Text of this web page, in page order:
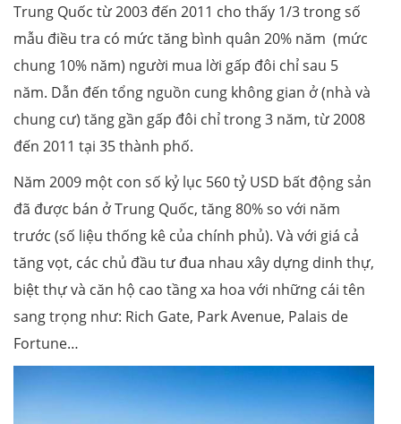
Trung Quốc từ 2003 đến 2011 cho thấy 1/3 trong số
mẫu điều tra có mức tăng bình quân 20% năm (mức
chung 10% năm) người mua lời gấp đôi chỉ sau 5
năm. Dẫn đến tổng nguồn cung không gian ở (nhà và
chung cư) tăng gần gấp đôi chỉ trong 3 năm, từ 2008
đến 2011 tại 35 thành phố.
Năm 2009 một con số kỷ lục 560 tỷ USD bất động sản
đã được bán ở Trung Quốc, tăng 80% so với năm
trước (số liệu thống kê của chính phủ). Và với giá cả
tăng vọt, các chủ đầu tư đua nhau xây dựng dinh thự,
biệt thự và căn hộ cao tầng xa hoa với những cái tên
sang trọng như: Rich Gate, Park Avenue, Palais de
Fortune…